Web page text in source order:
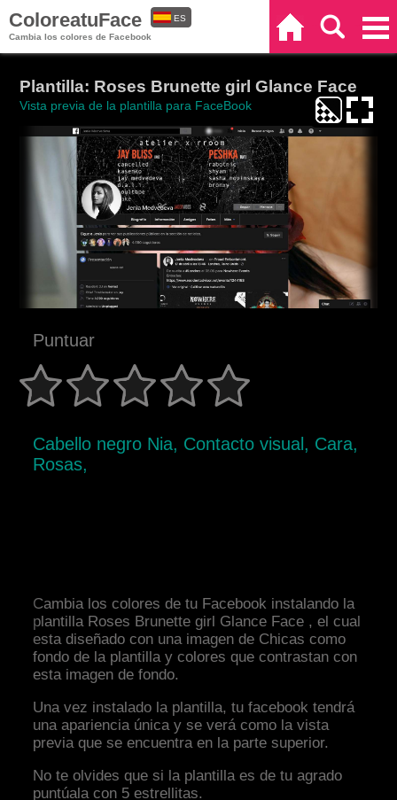
ColoreatuFace
Cambia los colores de Facebook
ES
Plantilla: Roses Brunette girl Glance Face
Vista previa de la plantilla para FaceBook
Puntuar
Cabello negro Nia, Contacto visual, Cara,
Rosas,
Cambia los colores de tu Facebook instalando la
plantilla Roses Brunette girl Glance Face , el cual
esta diseñado con una imagen de Chicas como
fondo de la plantilla y colores que contrastan con
esta imagen de fondo.
Una vez instalado la plantilla, tu facebook tendrá
una apariencia única y se verá como la vista
previa que se encuentra en la parte superior.
No te olvides que si la plantilla es de tu agrado
puntúala con 5 estrellitas.